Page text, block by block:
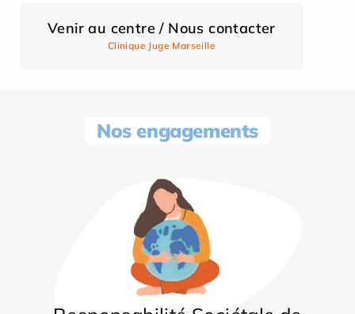
Venir au centre / Nous contacter
Clinique Juge Marseille
Nos engagements